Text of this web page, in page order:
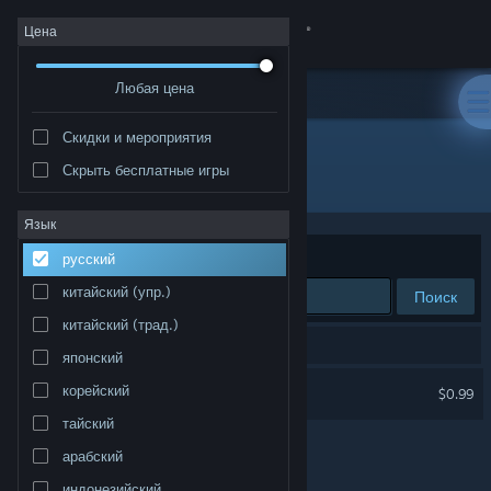
Войти
Сообщество
Информация
Поддержка
Изменить язык
Полная версия
Цена
Любая цена
Скидки и мероприятия
Скрыть бесплатные игры
Язык
русский
китайский (упр.)
китайский (трад.)
японский
корейский
тайский
арабский
Разработчик: g3ntlebreeze
Сортировать по
Поиск
$0.99